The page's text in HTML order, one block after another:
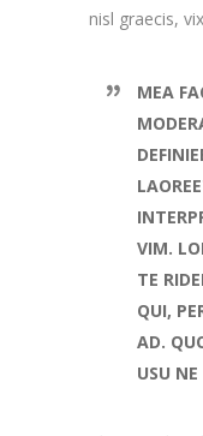
nisl graecis,
MEA
VIM.
TE
QUI,
AD.
USU